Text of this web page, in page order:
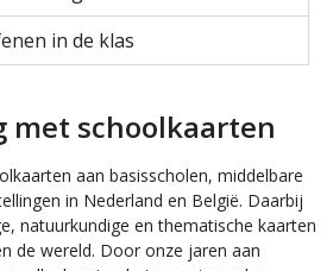
in de klas
met schoolkaarten
aan basisscholen, middelbare
in Nederland en België. Daarbij
natuurkundige en thematische kaarten
de wereld. Door onze jaren aan